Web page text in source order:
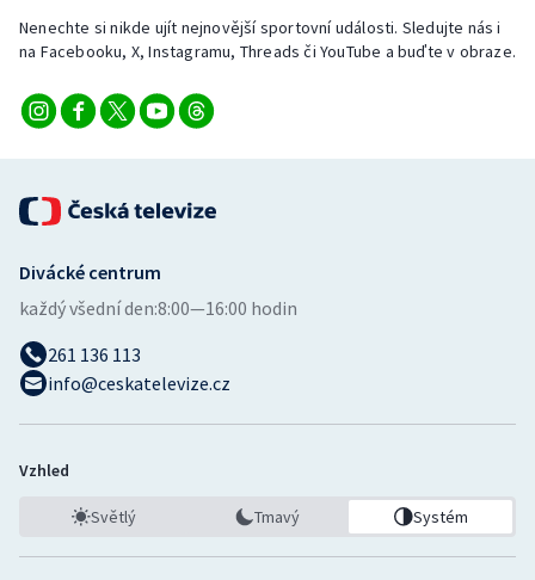
Nenechte si nikde ujít nejnovější sportovní události. Sledujte nás i
na Facebooku, X, Instagramu, Threads či YouTube a buďte v obraze.
Divácké centrum
každý všední den:8:00—16:00 hodin
261 136 113
info@ceskatelevize.cz
Vzhled
Světlý Tmavý Systém